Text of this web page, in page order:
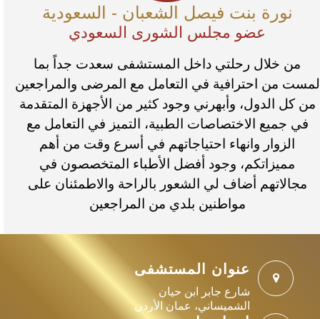
نورة بنت فيصل الشعبان - السعودية
عضو مجلس الشورى السعودي
من خلال رحلتي داخل المستشفى سعدت جداً بما
لمست من احترافية في التعامل مع المرضى والمراجعين
من كل الدول، وأبهرني وجود كثير من الأجهزة المتقدمة
في جميع الاختصاصات الطبية، التميز في التعامل مع
الزوار وانهاء احتياجاتهم في أسرع وقت من أهم
مميزاتكم، وجود أفضل الأطباء المتخصصون في
مجالاتهم أضاف لي الشعور بالراحة والاطمئنان على
مواطنين بلدي من المراجعين
عنوان المستشفى
شارع جابر ابن حيان
الشميساني، عمان الأردن